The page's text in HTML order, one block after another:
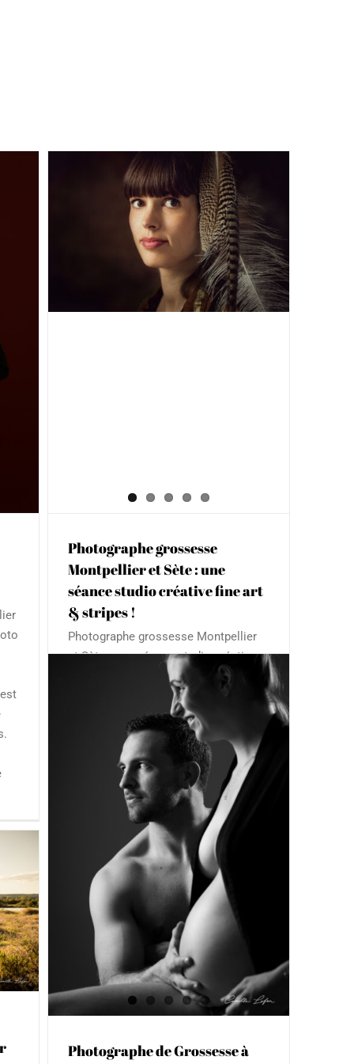
!
Photographe grossesse
Montpellier et Sète : une
séance studio créative fine art
& stripes !
Photographe grossesse Montpellier
et Sète : une séance studio créative
plumes et rayures ! Voici une sublime
séance photo de grossesse dans
mon studio photo près de Montpellier
et Sète. Le thème du jour : la
créativité ! Je teste de nouveaux
modeleurs et fonds au studio dans
Photographe de Grossesse à